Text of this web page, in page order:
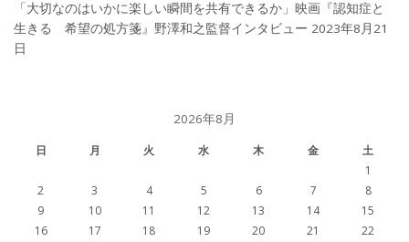
「大切なのはいかに楽しい瞬間を共有できるか」映画『認知症と
生きる 希望の処方箋』野澤和之監督インタビュー 2023年8月21
日
2026年8月
日 月 火 水 木 金
土
1
2
3 4 5 6 7
8
9
10 11 12 13 14
15
16
17 18 19 20 21
22